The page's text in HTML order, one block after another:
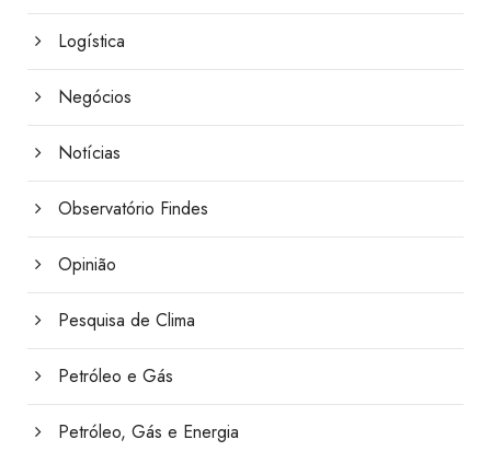
Logística
Negócios
Notícias
Observatório Findes
Opinião
Pesquisa de Clima
Petróleo e Gás
Petróleo, Gás e Energia